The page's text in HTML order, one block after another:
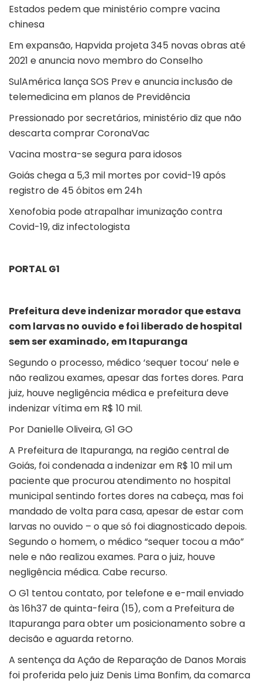
Estados pedem que ministério compre vacina
chinesa
Em expansão, Hapvida projeta 345 novas obras até
2021 e anuncia novo membro do Conselho
SulAmérica lança SOS Prev e anuncia inclusão de
telemedicina em planos de Previdência
Pressionado por secretários, ministério diz que não
descarta comprar CoronaVac
Vacina mostra-se segura para idosos
Goiás chega a 5,3 mil mortes por covid-19 após
registro de 45 óbitos em 24h
Xenofobia pode atrapalhar imunização contra
Covid-19, diz infectologista
PORTAL G1
Prefeitura deve indenizar morador que estava
com larvas no ouvido e foi liberado de hospital
sem ser examinado, em Itapuranga
Segundo o processo, médico ‘sequer tocou’ nele e
não realizou exames, apesar das fortes dores. Para
juiz, houve negligência médica e prefeitura deve
indenizar vítima em R$ 10 mil.
Por Danielle Oliveira, G1 GO
A Prefeitura de Itapuranga, na região central de
Goiás, foi condenada a indenizar em R$ 10 mil um
paciente que procurou atendimento no hospital
municipal sentindo fortes dores na cabeça, mas foi
mandado de volta para casa, apesar de estar com
larvas no ouvido – o que só foi diagnosticado depois.
Segundo o homem, o médico “sequer tocou a mão”
nele e não realizou exames. Para o juiz, houve
negligência médica. Cabe recurso.
O G1 tentou contato, por telefone e e-mail enviado
às 16h37 de quinta-feira (15), com a Prefeitura de
Itapuranga para obter um posicionamento sobre a
decisão e aguarda retorno.
A sentença da Ação de Reparação de Danos Morais
foi proferida pelo juiz Denis Lima Bonfim, da comarca